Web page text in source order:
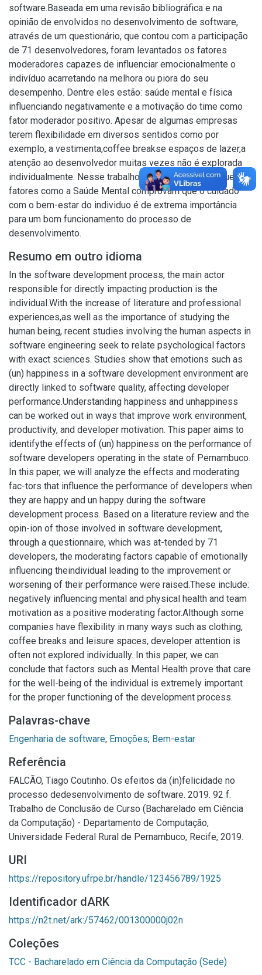
software.Baseada em uma revisão bibliográfica e na
opinião de envolvidos no desenvolvimento de software,
através de um questionário, que contou com a participação
de 71 desenvolvedores, foram levantados os fatores
moderadores capazes de influenciar emocionalmente o
indivíduo acarretando na melhora ou piora do seu
desempenho. Dentre eles estão: saúde mental e física
influenciando negativamente e a motivação do time como
fator moderador positivo. Apesar de algumas empresas
terem flexibilidade em diversos sentidos como por
exemplo, a vestimenta,coffee breakse espaços de lazer,a
atenção ao desenvolvedor muitas vezes não é explorada
individualmente. Nesse trabalho, podemos concluir que
fatores como a Saúde Mental comprovam que o cuidado
com o bem-estar do individuo é de extrema importância
para um bom funcionamento do processo de
desenvolvimento.
Resumo em outro idioma
In the software development process, the main actor
responsible for directly impacting production is the
individual.With the increase of literature and professional
experiences,as well as the importance of studying the
human being, recent studies involving the human aspects in
software engineering seek to relate psychological factors
with exact sciences. Studies show that emotions such as
(un) happiness in a software development environment are
directly linked to software quality, affecting developer
performance.Understanding happiness and unhappiness
can be worked out in ways that improve work environment,
productivity, and developer motivation. This paper aims to
identifythe effects of (un) happiness on the performance of
software developers operating in the state of Pernambuco.
In this paper, we will analyze the effects and moderating
fac-tors that influence the performance of developers when
they are happy and un happy during the software
development process. Based on a literature review and the
opin-ion of those involved in software development,
through a questionnaire, which was at-tended by 71
developers, the moderating factors capable of emotionally
influencing theindividual leading to the improvement or
worsening of their performance were raised.These include:
negatively influencing mental and physical health and team
motivation as a positive moderating factor.Although some
companies have flexibility in many ways such as clothing,
coffee breaks and leisure spaces, developer attention is
often not explored individually. In this paper, we can
conclude that factors such as Mental Health prove that care
for the well-being of the individual is extremely important
for the proper functioning of the development process.
Palavras-chave
Engenharia de software; Emoções; Bem-estar
Referência
FALCÃO, Tiago Coutinho. Os efeitos da (in)felicidade no
processo dedesenvolvimento de software. 2019. 92 f.
Trabalho de Conclusão de Curso (Bacharelado em Ciência
da Computação) - Departamento de Computação,
Universidade Federal Rural de Pernambuco, Recife, 2019.
URI
https://repository.ufrpe.br/handle/123456789/1925
Identificador dARK
https://n2t.net/ark:/57462/001300000j02n
Coleções
TCC - Bacharelado em Ciência da Computação (Sede)